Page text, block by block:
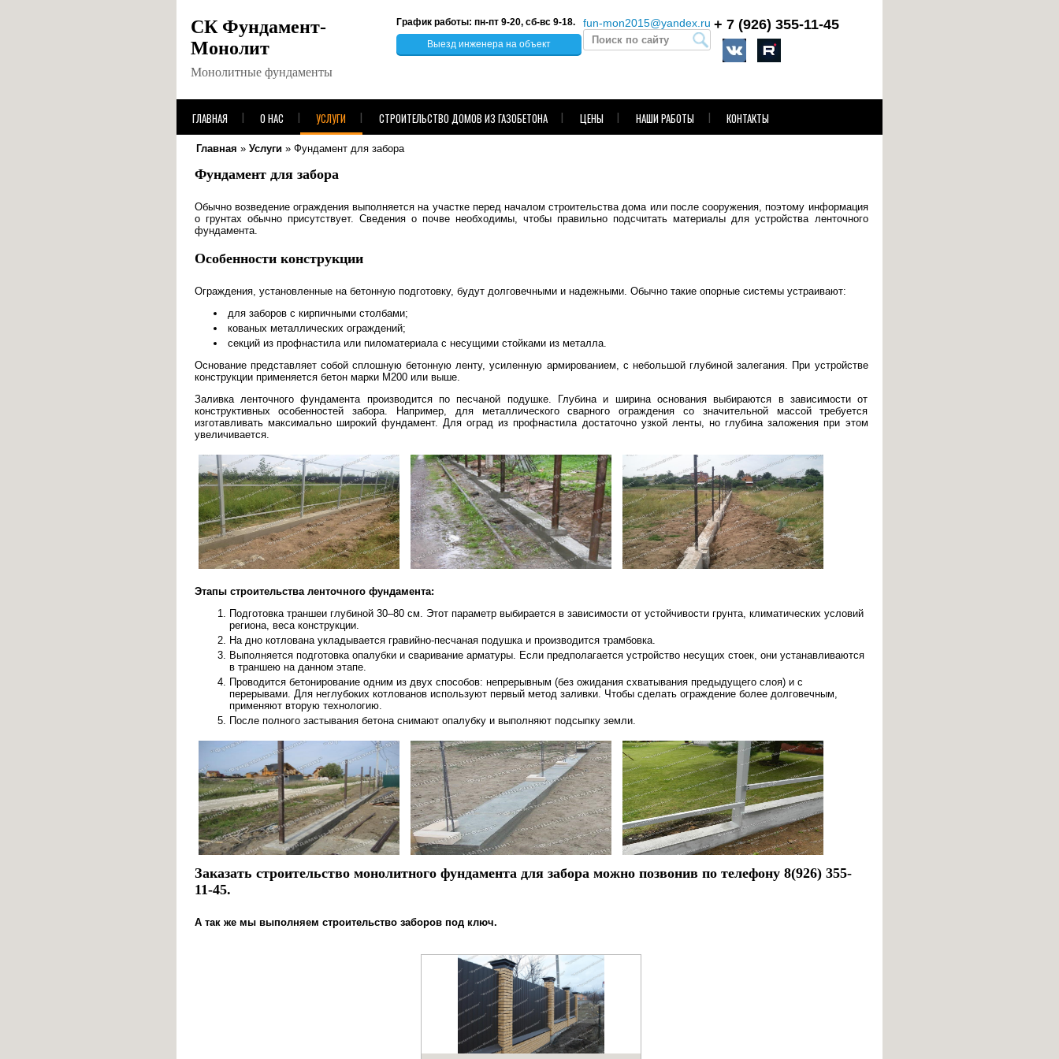
СК Фундамент-
Монолит
Монолитные фундаменты
График работы: пн-пт 9-20, сб-вс 9-18.
Выезд инженера на объект
fun-mon2015@yandex.ru + 7 (926) 355-11-45
ГЛАВНАЯ О НАС УСЛУГИ СТРОИТЕЛЬСТВО ДОМОВ ИЗ ГАЗОБЕТОНА ЦЕНЫ НАШИ РАБОТЫ КОНТАКТЫ
Главная » Услуги» Фундамент для забора
Фундамент для забора
Обычно возведение ограждения выполняется на участке перед началом строительства дома или после сооружения, поэтому информация
о грунтах обычно присутствует. Сведения о почве необходимы, чтобы правильно подсчитать материалы для устройства ленточного
фундамента.
Особенности конструкции
Ограждения, установленные на бетонную подготовку, будут долговечными и надежными. Обычно такие опорные системы устраивают:
для заборов с кирпичными столбами;
кованых металлических ограждений;
секций из профнастила или пиломатериала с несущими стойками из металла.
Основание представляет собой сплошную бетонную ленту, усиленную армированием, с небольшой глубиной залегания. При устройстве
конструкции применяется бетон марки М200 или выше.
Заливка ленточного фундамента производится по песчаной подушке. Глубина и ширина основания выбираются в зависимости от
конструктивных особенностей забора. Например, для металлического сварного ограждения со значительной массой требуется
изготавливать максимально широкий фундамент. Для оград из профнастила достаточно узкой ленты, но глубина заложения при этом
увеличивается.
Этапы строительства ленточного фундамента:
Подготовка траншеи глубиной 30–80 см. Этот параметр выбирается в зависимости от устойчивости грунта, климатических условий
региона, веса конструкции.
На дно котлована укладывается гравийно-песчаная подушка и производится трамбовка.
Выполняется подготовка опалубки и сваривание арматуры. Если предполагается устройство несущих стоек, они устанавливаются
в траншею на данном этапе.
Проводится бетонирование одним из двух способов: непрерывным (без ожидания схватывания предыдущего слоя) и с
перерывами. Для неглубоких котлованов используют первый метод заливки. Чтобы сделать ограждение более долговечным,
применяют вторую технологию.
После полного застывания бетона снимают опалубку и выполняют подсыпку земли.
Заказать строительство монолитного фундамента для забора можно позвонив по телефону 8(926) 355-
11-45.
А так же мы выполняем строительство заборов под ключ.